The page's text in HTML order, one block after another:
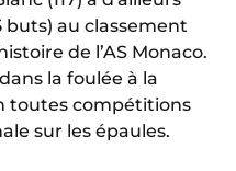
buts) au classement
de l’AS Monaco.
la foulée à la
toutes compétitions
sur les épaules.